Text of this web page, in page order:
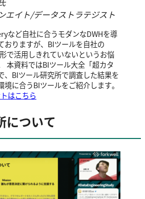
エイト/データストラテジスト
など自社に合うモダンなDWHを導
おりますが、BIツールを自社の
で活用しきれていないというお悩
本資料ではBIツール大全「超カタ
、BIツール研究所で調査した結果を
に合うBIツールをご紹介します。
はこちら
について